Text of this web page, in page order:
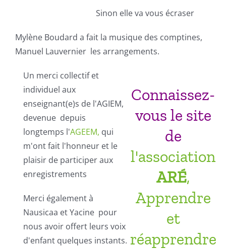
Sinon elle va vous écraser
Mylène Boudard a fait la musique des comptines,
Manuel Lauvernier les arrangements.
Un merci collectif et
individuel aux
enseignant(e)s de l'AGIEM,
devenue depuis
longtemps l'AGEEM, qui
m'ont fait l'honneur et le
plaisir de participer aux
enregistrements
Merci également à
Nausicaa et Yacine pour
nous avoir offert leurs voix
d'enfant quelques instants.
Connaissez-
vous le site
de
l'association
ARÉ,
Apprendre
et
réapprendre